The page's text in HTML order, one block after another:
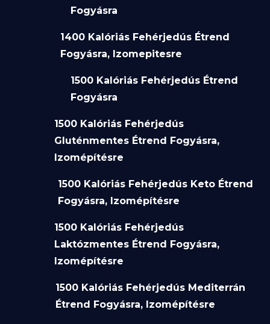
Fogyásra
1400 Kalóriás Fehérjedús Étrend
Fogyásra, Izomepitesre
1500 Kalóriás Fehérjedús Étrend
Fogyásra
1500 Kalóriás Fehérjedús
Gluténmentes Étrend Fogyásra,
Izomépítésre
1500 Kalóriás Fehérjedús Keto Étrend
Fogyásra, Izomépítésre
1500 Kalóriás Fehérjedús
Laktózmentes Étrend Fogyásra,
Izomépítésre
1500 Kalóriás Fehérjedús Mediterrán
Étrend Fogyásra, Izomépítésre